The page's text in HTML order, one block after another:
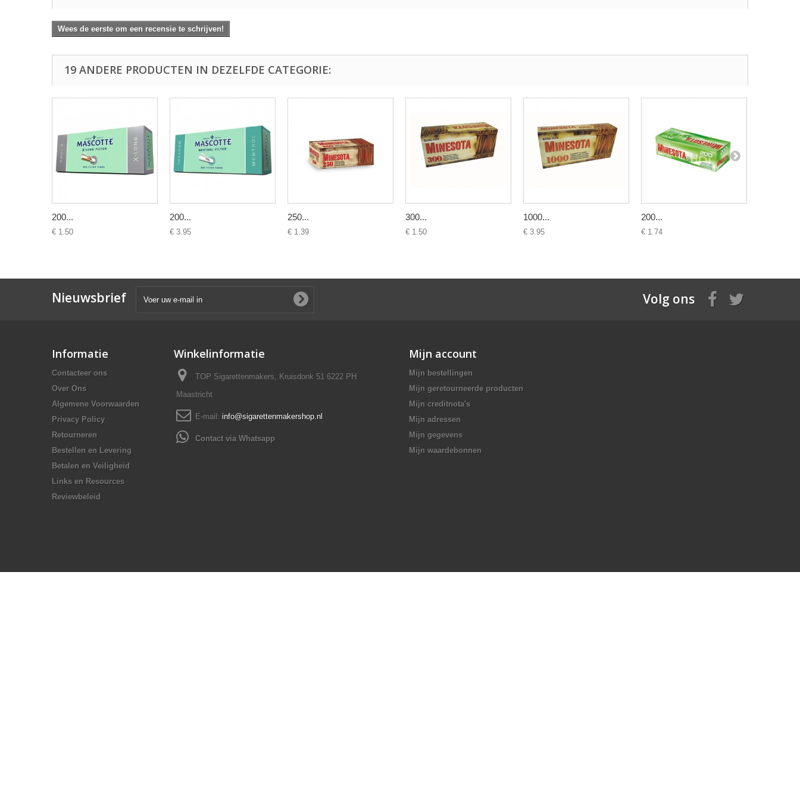
Wees de eerste om een recensie te schrijven!
19 ANDERE PRODUCTEN IN DEZELFDE CATEGORIE:
200...
€ 1.50
200...
€ 3.95
250...
€ 1.39
300...
€ 1.50
1000...
€ 3.95
200...
€ 1.74
Nieuwsbrief Volg ons
Informatie
Contacteer ons
Over Ons
Algemene Voorwaarden
Privacy Policy
Retourneren
Bestellen en Levering
Betalen en Veiligheid
Links en Resources
Reviewbeleid
Winkelinformatie
TOP Sigarettenmakers, Kruisdonk 51 6222 PH
Maastricht
E-mail: info@sigarettenmakershop.nl
Contact via Whatsapp
Mijn account
Mijn bestellingen
Mijn geretourneerde producten
Mijn creditnota's
Mijn adressen
Mijn gegevens
Mijn waardebonnen